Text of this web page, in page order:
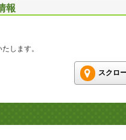
報
します。
スクロ